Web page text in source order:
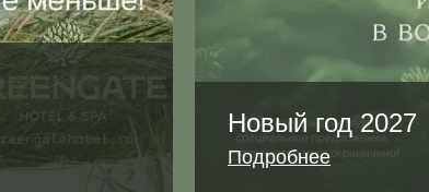
Новый год 2027
Подробнее